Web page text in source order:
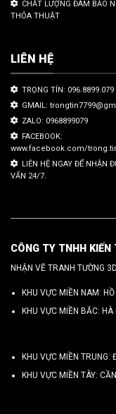
CHẤT LƯỢNG ĐÀM BẢO
THỎA THUẬT
LIÊN HỆ
TRỌNG TÍN: 096.8899.079
GMAIL:
ZALO: 0968899079
FACEBOOK:
www.facebook.com/
LIÊN HỆ NGAY ĐỂ NHẬN
VẤN 24/7.
CÔNG TY TNHH
NHẬN VẼ TRANH TƯỜNG
KHU VỰC MIỀN NAM:
KHU VỰC MIỀN BẮC: HÀ
KHU VỰC MIỀN TRUNG:
KHU VỰC MIỀN TÂY: